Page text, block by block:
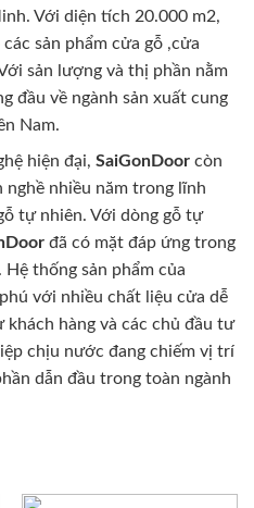
Với diện tích 20.000 m2,
sản phẩm cửa gỗ ,cửa
sản lượng và thị phần nằm
đầu về ngành sản xuất cung
Nam.
hiện đại, SaiGonDoor còn
nhiều năm trong lĩnh
tự nhiên. Với dòng gỗ tự
đã có mặt đáp ứng trong
thống sản phẩm của
với nhiều chất liệu cửa dễ
khách hàng và các chủ đầu tư
chịu nước đang chiếm vị trí
dẫn đầu trong toàn ngành